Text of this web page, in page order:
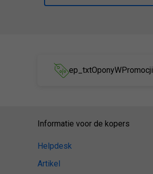
ep_txtOponyWPromocji
Informatie voor de kopers
Helpdesk
Artikel